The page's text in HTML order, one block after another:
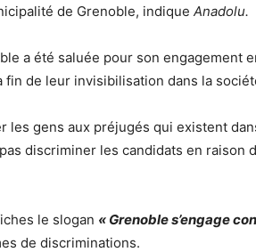
de Grenoble, indique Anadolu.
a été saluée pour son engagement
fin de leur invisibilisation dans la
les gens aux préjugés qui existent
discriminer les candidats en raison
le slogan « Grenoble s’engage
de discriminations.